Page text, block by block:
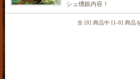
シュ燻銀内容！
全 [8] 商品中 [1-8] 商品